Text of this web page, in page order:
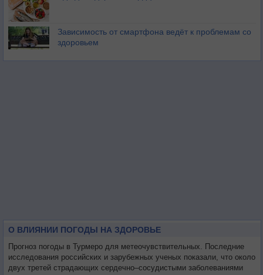
Зависимость от смартфона ведёт к проблемам со
здоровьем
О ВЛИЯНИИ ПОГОДЫ НА ЗДОРОВЬЕ
Прогноз погоды в Турмеро для метеочувствительных. Последние
исследования российских и зарубежных ученых показали, что около
двух третей страдающих сердечно–сосудистыми заболеваниями